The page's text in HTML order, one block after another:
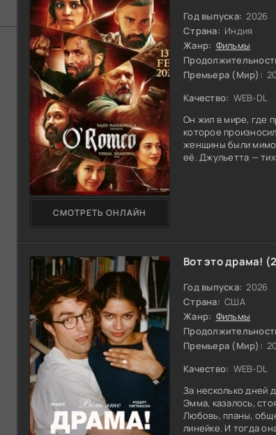
Год выпуска: 2026
Страна: Индия
Жанр: Фильмы
Премьера (Мир):
Качество: WEB-DL
Он жил в мире, где
которое
женщины были
её. Джульетта —
СМОТРЕТЬ ОНЛАЙН
Вот это драма!
Год выпуска: 2026
Страна: США
Жанр: Фильмы
Премьера (Мир):
Качество: WEB-DL
За несколько дней
Эмма, казалось,
Любовь, планы,
линейке. И тогда